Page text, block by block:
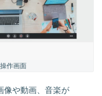
作画面
像や動画、音楽が